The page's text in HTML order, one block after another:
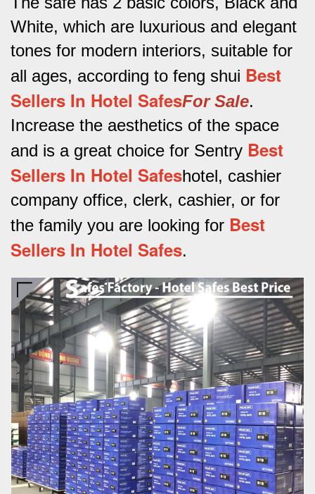
White, which are luxurious and elegant
tones for modern interiors, suitable for
all ages, according to feng shui Best
Sellers In Hotel SafesFor Sale.
Increase the aesthetics of the space
and is a great choice for Sentry Best
Sellers In Hotel Safeshotel, cashier
company office, clerk, cashier, or for
the family you are looking for Best
Sellers In Hotel Safes.